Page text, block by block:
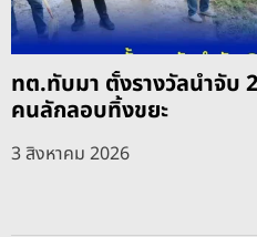
ทต.ทับมา ตั้งรางวัลนำจับ
คนลักลอบทิ้งขยะ
3 สิงหาคม 2026